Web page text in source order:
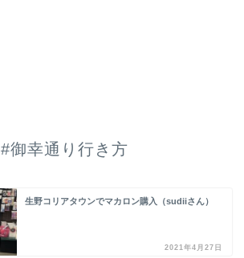
#御幸通り行き方
生野コリアタウンでマカロン購入（sudiiさん）
2021年4月27日